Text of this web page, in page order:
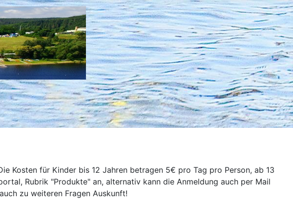
Kosten für Kinder bis 12 Jahren betragen 5€ pro Tag pro Person, ab 13
Rubrik "Produkte" an, alternativ kann die Anmeldung auch per Mail
zu weiteren Fragen Auskunft!